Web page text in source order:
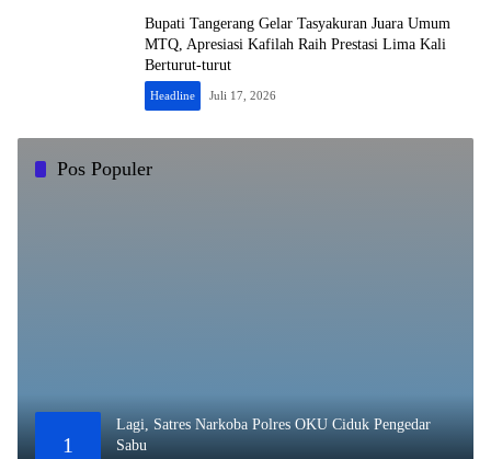
Bupati Tangerang Gelar Tasyakuran Juara Umum
MTQ, Apresiasi Kafilah Raih Prestasi Lima Kali
Berturut-turut
Headline Juli 17, 2026
Pos Populer
1
Lagi, Satres Narkoba Polres OKU Ciduk Pengedar
Sabu